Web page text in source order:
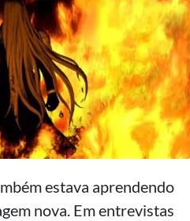
estava aprendendo
nova. Em entrevistas